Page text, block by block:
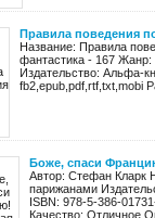
Правила поведения
Название: Правила
фантастика - 167 Жанр:
Издательство: Альфа-
fb2,epub,pdf,rtf,txt,mobi
Боже, спаси
Автор: Стефан Кларк
парижанами
ISBN: 978-5-386-
Качество: Отличное